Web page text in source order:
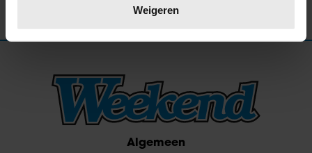
verwerkt en stel uw voorkeuren in het
intrekken in de Cookieverklaring.
We gebruiken cookies om content en advertenties te
personaliseren, om functies voor social media te bieden
en om ons websiteverkeer te analyseren. Ook delen we
informatie over uw gebruik van onze site met onze
partners voor social media, adverteren en analyse. Deze
Weigeren
Algemeen